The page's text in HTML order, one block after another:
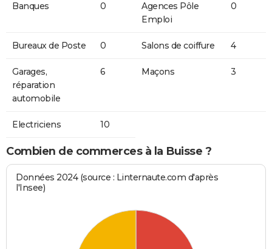
Banques 0
Agences Pôle
Emploi
0
Bureaux de Poste 0 Salons de coiffure 4
Garages,
réparation
automobile
6 Maçons 3
Electriciens 10
Combien de commerces à la Buisse ?
Données 2024 (source : Linternaute.com d'après
l'Insee)